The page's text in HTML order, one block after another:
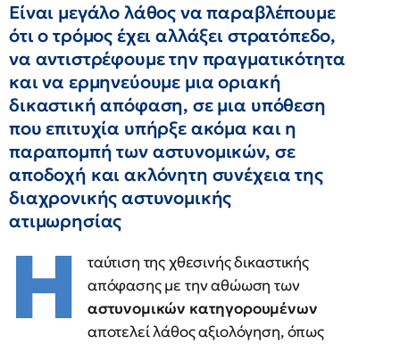
Είναι μεγάλο λάθος να παραβλέπουμε
ότι ο τρόμος έχει αλλάξει στρατόπεδο,
να αντιστρέφουμε την πραγματικότητα
και να ερμηνεύουμε μια οριακή
δικαστική απόφαση, σε μια υπόθεση
που επιτυχία υπήρξε ακόμα και η
παραπομπή των αστυνομικών, σε
αποδοχή και ακλόνητη συνέχεια της
διαχρονικής αστυνομικής
ατιμωρησίας
Η
ταύτιση της χθεσινής δικαστικής
απόφασης με την αθώωση των
αστυνομικών κατηγορουμένων
αποτελεί λάθος αξιολόγηση, όπως